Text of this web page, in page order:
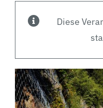
Videos
Hotel
Diese